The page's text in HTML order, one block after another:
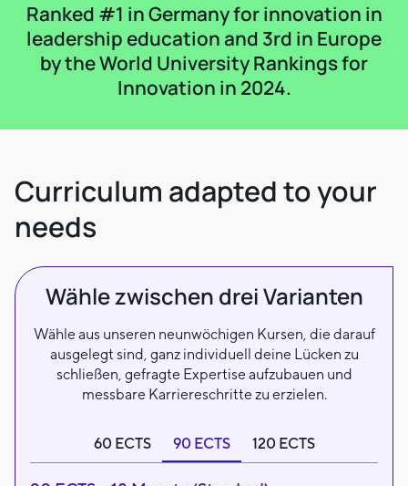
Ranked #1 in Germany for innovation in
leadership education and 3rd in Europe
by the World University Rankings for
Innovation in 2024.
Curriculum adapted to your
needs
Wähle zwischen drei Varianten
Wähle aus unseren neunwöchigen Kursen, die darauf
ausgelegt sind, ganz individuell deine Lücken zu
schließen, gefragte Expertise aufzubauen und
messbare Karriereschritte zu erzielen.
60 ECTS 90 ECTS 120 ECTS